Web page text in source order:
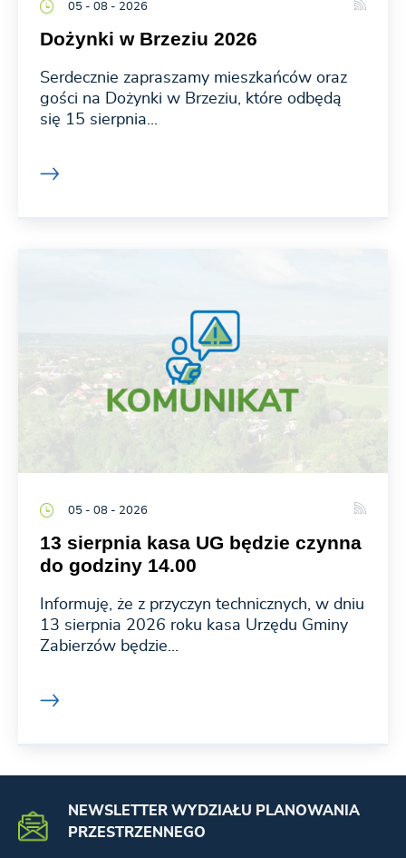
05 - 08 - 2026
Dożynki w Brzeziu 2026
Serdecznie zapraszamy mieszkańców oraz
gości na Dożynki w Brzeziu, które odbędą
się 15 sierpnia...
05 - 08 - 2026
13 sierpnia kasa UG będzie czynna
do godziny 14.00
Informuję, że z przyczyn technicznych, w dniu
13 sierpnia 2026 roku kasa Urzędu Gminy
Zabierzów będzie...
NEWSLETTER WYDZIAŁU PLANOWANIA
PRZESTRZENNEGO